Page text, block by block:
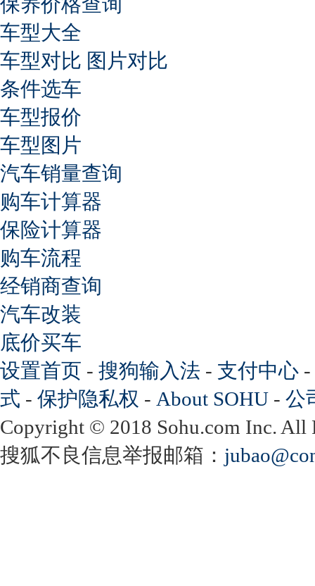
车型大全
车型对比 图片对比
条件选车
车型报价
车型图片
汽车销量查询
购车计算器
保险计算器
购车流程
经销商查询
汽车改装
底价买车
设置首页 - 搜狗输入法 - 支付中心 -
式 - 保护隐私权 - About SOHU - 公
Copyright © 2018 Sohu.com Inc.
搜狐不良信息举报邮箱：